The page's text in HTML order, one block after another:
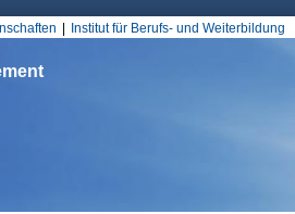
Institut für Berufs- und Weiterbildung